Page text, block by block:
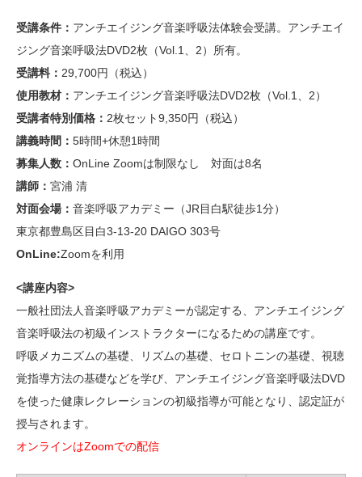
受講条件： アンチエイジング音楽呼吸法体験会受講。アンチエイ
ジング音楽呼吸法DVD2枚（Vol.1、2）所有。
受講料： 29,700円（税込）
使用教材： アンチエイジング音楽呼吸法DVD2枚（Vol.1、2）
受講者特別価格： 2枚セット9,350円（税込）
講義時間： 5時間+休憩1時間
募集人数： OnLine Zoomは制限なし 対面は8名
講師： 宮浦 清
対面会場： 音楽呼吸アカデミー（JR目白駅徒歩1分）
東京都豊島区目白3-13-20 DAIGO 303号
OnLine:Zoomを利用
<講座内容>
一般社団法人音楽呼吸アカデミーが認定する、アンチエイジング
音楽呼吸法の初級インストラクターになるための講座です。
呼吸メカニズムの基礎、リズムの基礎、セロトニンの基礎、視聴
覚指導方法の基礎などを学び、アンチエイジング音楽呼吸法DVD
を使った健康レクレーションの初級指導が可能となり、認定証が
授与されます。
オンラインはZoomでの配信